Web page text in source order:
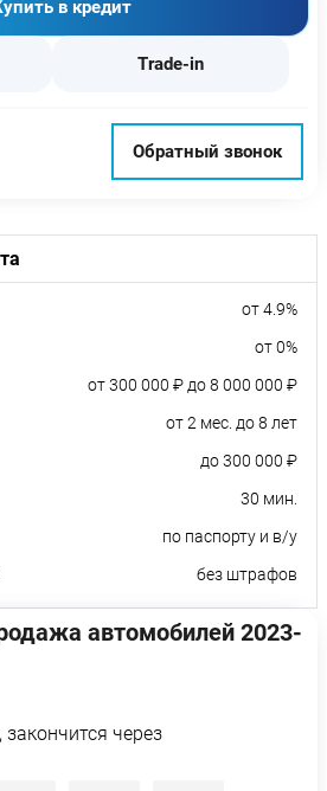
в кредит
Trade-in
Обратный звонок
от 4.9%
от 0%
от 300 000 ₽ до 8 000 000 ₽
от 2 мес. до 8 лет
до 300 000 ₽
30 мин.
по паспорту и в/у
без штрафов
автомобилей 2023-
через